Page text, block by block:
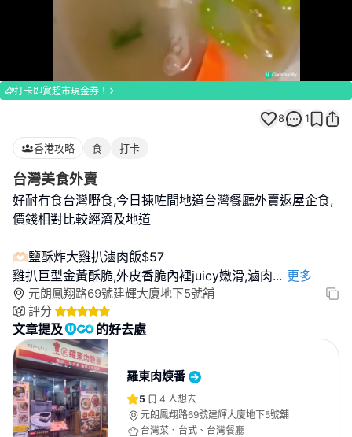
Loaded
100.00%
打卡即賞超市現金券！
8 1
香港攻略 食 打卡
台灣美食外賣
好耐冇食台灣嘢食,今日揀咗間地道台灣餐廳外賣返屋企食,
價錢相對比較經濟及地道
🫶🏻鹽酥炸大雞扒滷肉飯$57
雞扒巨型金黃酥脆,外皮香脆內裡juicy嫩滑,滷肉... 更多
元朗鳳翔路69號建輝大廈地下5號舖
評分
文章提及 的好去處
羅東肉焿番
5 4 人想去
元朗鳳翔路69號建輝大廈地下5號舖
台灣菜、台式、台灣餐廳